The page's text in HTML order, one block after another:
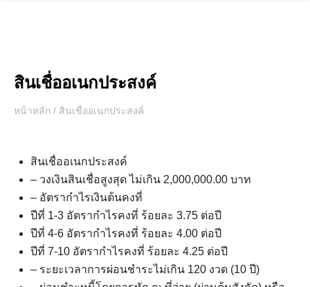
สินเชื่ออเนกประสงค์
หน้าหลัก / สินเชื่ออเนกประสงค์
สินเชื่ออเนกประสงค์
– วงเงินสินเชื่อสูงสุด ไม่เกิน 2,000,000.00 บาท
– อัตรากำไรเงินต้นคงที่
ปีที่ 1-3 อัตรากำไรคงที่ ร้อยละ 3.75 ต่อปี
ปีที่ 4-6 อัตรากำไรคงที่ ร้อยละ 4.00 ต่อปี
ปีที่ 7-10 อัตรากำไรคงที่ ร้อยละ 4.25 ต่อปี
– ระยะเวลาการผ่อนชำระไม่เกิน 120 งวด (10 ปี)